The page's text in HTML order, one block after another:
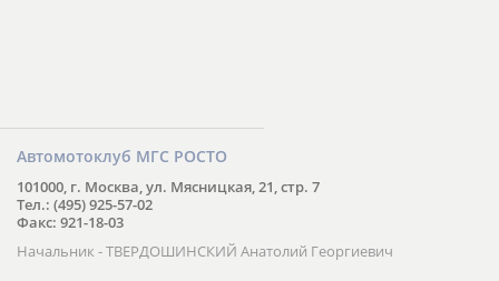
Автомотоклуб МГС РОСТО
101000, г. Москва, ул. Мясницкая, 21, стр. 7
Тел.: (495) 925-57-02
Факс: 921-18-03
Начальник - ТВЕРДОШИНСКИЙ Анатолий Георгиевич